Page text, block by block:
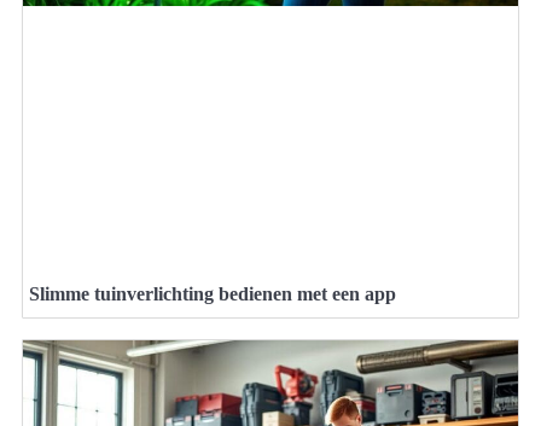
Slimme tuinverlichting bedienen met een app